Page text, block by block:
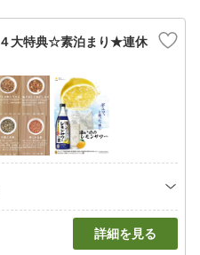
大特典☆素泊まり★連休
詳細を見る